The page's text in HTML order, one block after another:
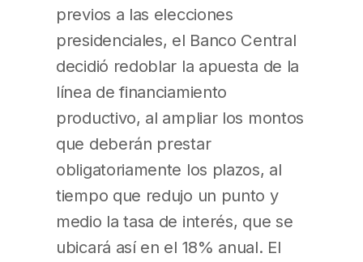
previos a las elecciones
presidenciales, el Banco Central
decidió redoblar la apuesta de la
línea de financiamiento
productivo, al ampliar los montos
que deberán prestar
obligatoriamente los plazos, al
tiempo que redujo un punto y
medio la tasa de interés, que se
ubicará así en el 18% anual. El